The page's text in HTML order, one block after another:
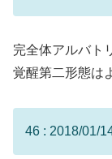
完全体アルバト
覚醒第二形態は
46 : 2018/01/